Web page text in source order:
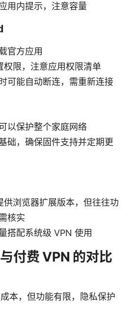
用内提示，注意容量
官方应用
权限，注意应用权限清单
可能自动断连，需重新连接
以保护整个家庭网络
础，确保固件支持并定期更
供浏览器扩展版本，但往往功
核实
搭配系统级 VPN 使用
付费 VPN 的对比
本，但功能有限，隐私保护